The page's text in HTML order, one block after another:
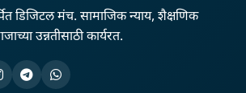
डिजिटल मंच. सामाजिक न्याय, शैक्षणिक
उन्नतीसाठी कार्यरत.